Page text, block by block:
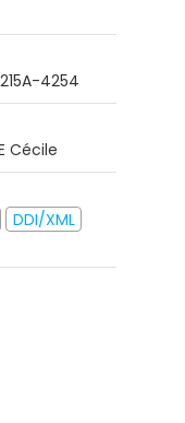
4254
Cécile
DDI/XML